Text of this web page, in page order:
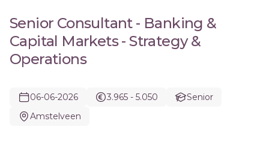
Senior Consultant - Banking &
Capital Markets - Strategy &
Operations
06-06-2026 3.965 - 5.050
Senior
Amstelveen